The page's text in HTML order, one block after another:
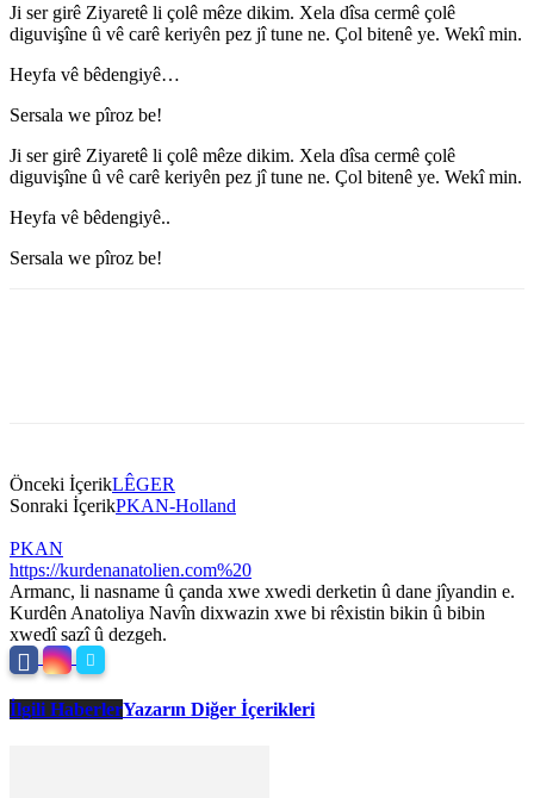
Ji ser girê Ziyaretê li çolê mêze dikim. Xela dîsa cermê çolê
diguvişîne û vê carê keriyên pez jî tune ne. Çol bitenê ye. Wekî min.
Heyfa vê bêdengiyê…
Sersala we pîroz be!
Ji ser girê Ziyaretê li çolê mêze dikim. Xela dîsa cermê çolê
diguvişîne û vê carê keriyên pez jî tune ne. Çol bitenê ye. Wekî min.
Heyfa vê bêdengiyê..
Sersala we pîroz be!
Önceki İçerikLÊGER
Sonraki İçerikPKAN-Holland
PKAN
https://kurdenanatolien.com%20
Armanc, li nasname û çanda xwe xwedi derketin û dane jîyandin e.
Kurdên Anatoliya Navîn dixwazin xwe bi rêxistin bikin û bibin
xwedî sazî û dezgeh.
İlgili HaberlerYazarın Diğer İçerikleri